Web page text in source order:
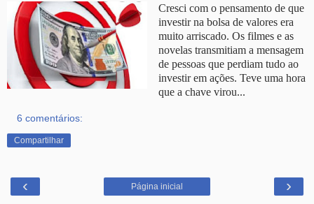
Cresci com o pensamento de que
investir na bolsa de valores era
muito arriscado. Os filmes e as
novelas transmitiam a mensagem
de pessoas que perdiam tudo ao
investir em ações. Teve uma hora
que a chave virou...
6 comentários:
Compartilhar
‹ ›
Página inicial